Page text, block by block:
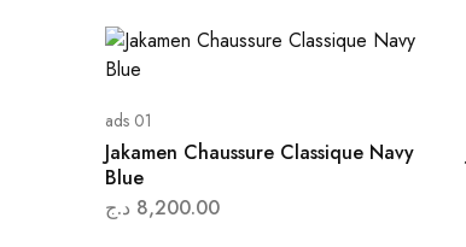
ads 01
Jakamen Chaussure Classique Navy
Blue
8,200.00 د.ج